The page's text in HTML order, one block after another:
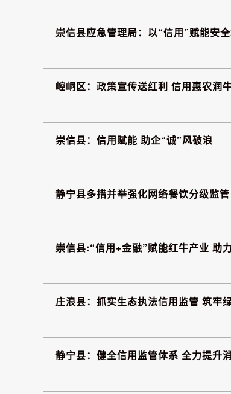
崇信县应急管理局：以“信用”赋能安
崆峒区：政策宣传送红利 信用惠农润
崇信县：信用赋能 助企“诚”风破浪
静宁县多措并举强化网络餐饮分级监
崇信县:“信用+金融”赋能红牛产业 助
庄浪县：抓实生态执法信用监管 筑牢
静宁县：健全信用监管体系 全力提升